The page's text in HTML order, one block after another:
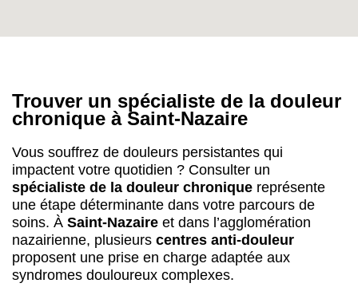
Trouver un spécialiste de la douleur
chronique à Saint-Nazaire
Vous souffrez de douleurs persistantes qui
impactent votre quotidien ? Consulter un
spécialiste de la douleur chronique représente
une étape déterminante dans votre parcours de
soins. À Saint-Nazaire et dans l’agglomération
nazairienne, plusieurs centres anti-douleur
proposent une prise en charge adaptée aux
syndromes douloureux complexes.